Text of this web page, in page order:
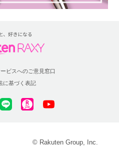
ビスへのご意見窓口
に基づく表記
© Rakuten Group, Inc.